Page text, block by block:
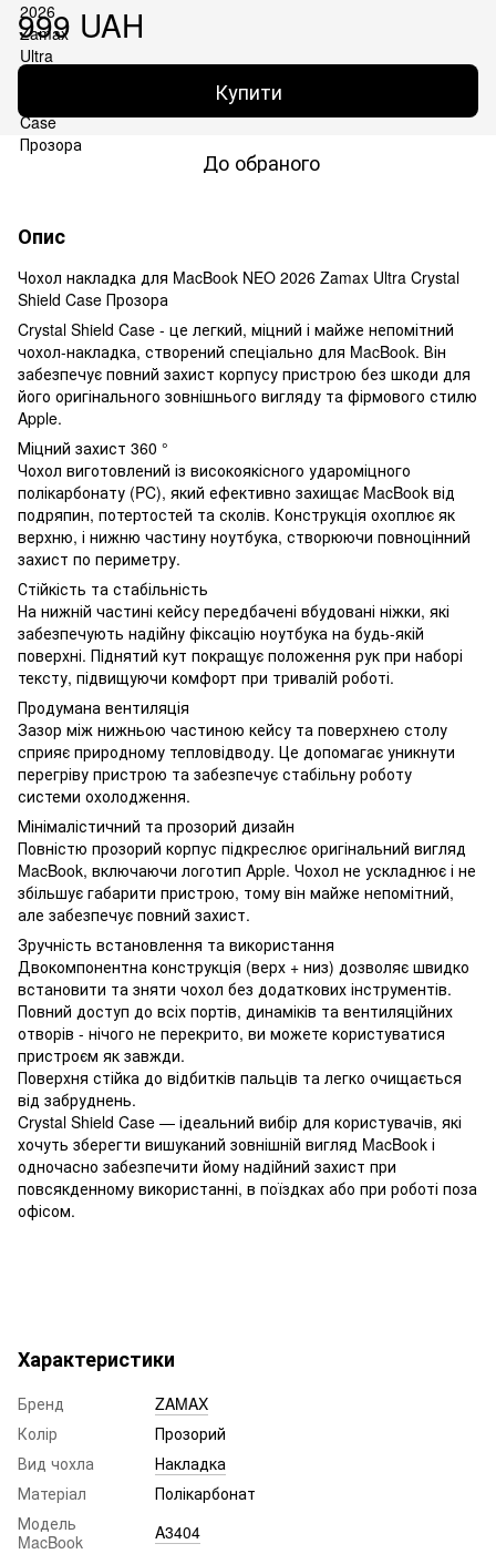
999 UAH
Купити
До обраного
Опис
Чохол накладка для MacBook NEO 2026 Zamax Ultra Crystal
Shield Case Прозора
Crystal Shield Case - це легкий, міцний і майже непомітний
чохол-накладка, створений спеціально для MacBook. Він
забезпечує повний захист корпусу пристрою без шкоди для
його оригінального зовнішнього вигляду та фірмового стилю
Apple.
Міцний захист 360 °
Чохол виготовлений із високоякісного удароміцного
полікарбонату (PC), який ефективно захищає MacBook від
подряпин, потертостей та сколів. Конструкція охоплює як
верхню, і нижню частину ноутбука, створюючи повноцінний
захист по периметру.
Стійкість та стабільність
На нижній частині кейсу передбачені вбудовані ніжки, які
забезпечують надійну фіксацію ноутбука на будь-якій
поверхні. Піднятий кут покращує положення рук при наборі
тексту, підвищуючи комфорт при тривалій роботі.
Продумана вентиляція
Зазор між нижньою частиною кейсу та поверхнею столу
сприяє природному тепловідводу. Це допомагає уникнути
перегріву пристрою та забезпечує стабільну роботу
системи охолодження.
Мінімалістичний та прозорий дизайн
Повністю прозорий корпус підкреслює оригінальний вигляд
MacBook, включаючи логотип Apple. Чохол не ускладнює і не
збільшує габарити пристрою, тому він майже непомітний,
але забезпечує повний захист.
Зручність встановлення та використання
Двокомпонентна конструкція (верх + низ) дозволяє швидко
встановити та зняти чохол без додаткових інструментів.
Повний доступ до всіх портів, динаміків та вентиляційних
отворів - нічого не перекрито, ви можете користуватися
пристроєм як завжди.
Поверхня стійка до відбитків пальців та легко очищається
від забруднень.
Crystal Shield Case — ідеальний вибір для користувачів, які
хочуть зберегти вишуканий зовнішній вигляд MacBook і
одночасно забезпечити йому надійний захист при
повсякденному використанні, в поїздках або при роботі поза
офісом.
Характеристики
Бренд
ZAMAX
Колір
Прозорий
Вид чохла
Накладка
Матеріал
Полікарбонат
Модель
MacBook
A3404